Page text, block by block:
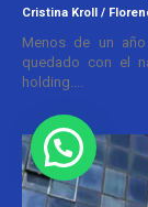
Cristina Kroll /
Menos de un
quedado con el
holding....